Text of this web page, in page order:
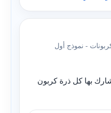
- نموذج أول
بها كل ذرة كربون